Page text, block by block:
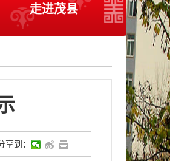
走进茂县
享到：